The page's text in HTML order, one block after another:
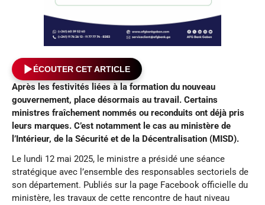
ÉCOUTER CET ARTICLE
Après les festivités liées à la formation du nouveau
gouvernement, place désormais au travail. Certains
ministres fraîchement nommés ou reconduits ont déjà pris
leurs marques. C’est notamment le cas au ministère de
l’Intérieur, de la Sécurité et de la Décentralisation (MISD).
Le lundi 12 mai 2025, le ministre a présidé une séance
stratégique avec l’ensemble des responsables sectoriels de
son département. Publiés sur la page Facebook officielle du
ministère, les travaux de cette rencontre de haut niveau